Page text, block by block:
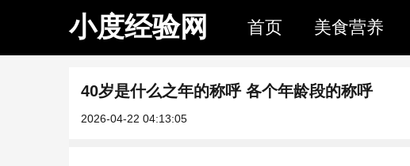
小度经验网 首页 美食营养
40岁是什么之年的称呼 各个年龄段的称呼
2026-04-22 04:13:05